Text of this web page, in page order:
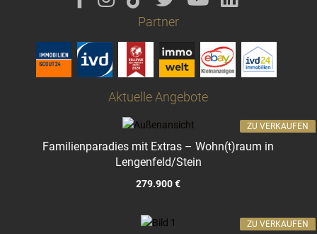
Partner
Aktuelle Angebote
Familienparadies mit Extras – Wohn(t)raum in
Lengenfeld/Stein
279.900 €
ZU VERKAUFEN
ZU VERKAUFEN